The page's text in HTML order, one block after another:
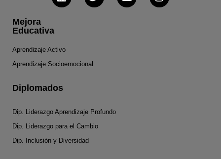
Mejora
Educativa
Aprendizaje Activo
Aprendizaje Socioemocional
Diplomados
Dip. Liderazgo Aprendizaje Profundo
Dip. Liderazgo para el Cambio
Dip. Inclusión y Diversidad